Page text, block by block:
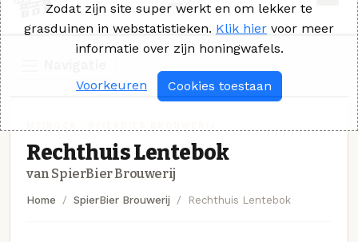
Rechthuis Lentebok
van SpierBier Brouwerij
Home SpierBier Brouwerij Rechthuis Lentebok
Zodat zijn site super werkt en om lekker te
grasduinen in webstatistieken. Klik hier voor meer
informatie over zijn honingwafels.
Voorkeuren Cookies toestaan